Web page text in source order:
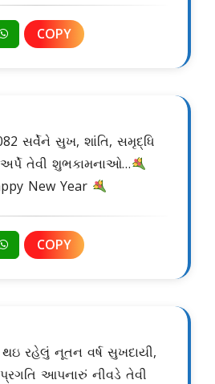
COPY
સર્વેને સુખ, શાંતિ, સમૃદ્ધિ
તેવી શુભકામનાઓ…
New Year
COPY
રહેલું નૂતન વર્ષ સુખદાયી,
આપનારું નીવડે તેવી